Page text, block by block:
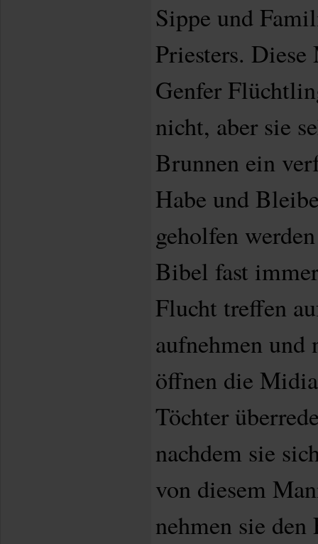
Sippe und
Priesters.
Genfer
nicht, aber sie
Brunnen ein
Habe und
geholfen
Bibel fast
Flucht treffen
aufnehmen und
öffnen die
Töchter
nachdem sie
von diesem
nehmen sie